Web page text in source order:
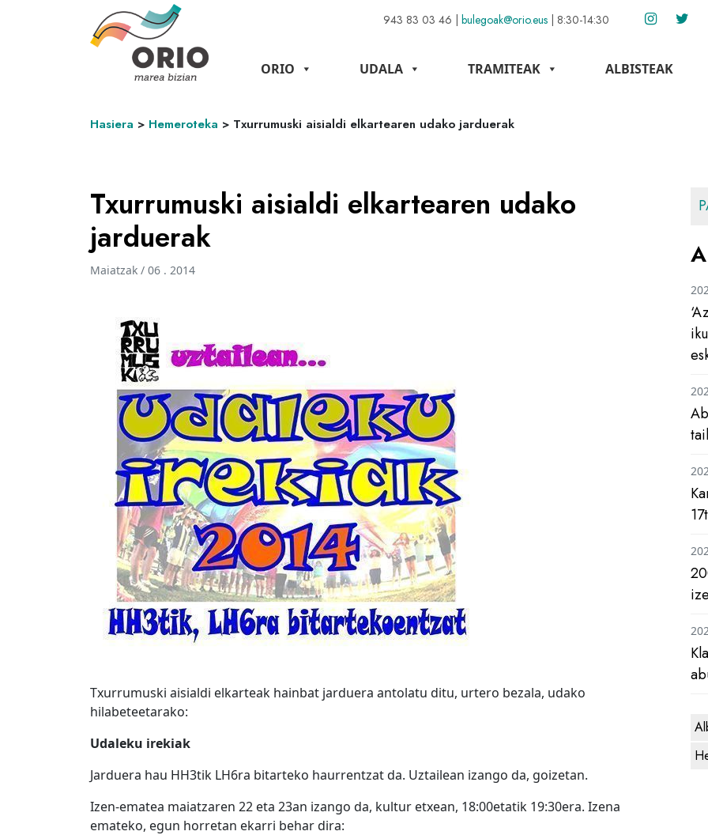
943 83 03 46 | bulegoak@orio.eus | 8:30-14:30
ORIO UDALA TRAMITEAK ALBISTEAK
Hasiera > Hemeroteka > Txurrumuski aisialdi elkartearen udako jarduerak
Txurrumuski aisialdi elkartearen udako
jarduerak
Maiatzak / 06 . 2014
Txurrumuski aisialdi elkarteak hainbat jarduera antolatu ditu, urtero bezala, udako
hilabeteetarako:
Udaleku irekiak
Jarduera hau HH3tik LH6ra bitarteko haurrentzat da. Uztailean izango da, goizetan.
Izen-ematea maiatzaren 22 eta 23an izango da, kultur etxean, 18:00etatik 19:30era. Izena
emateko, egun horretan ekarri behar dira: